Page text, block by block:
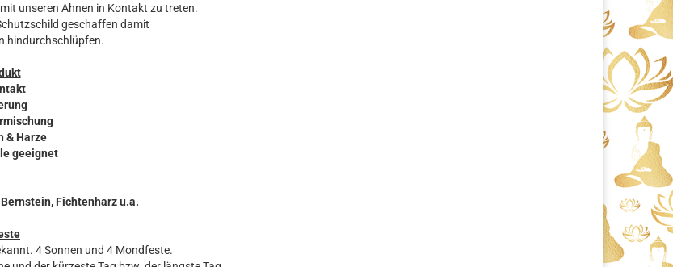
unseren Ahnen in Kontakt zu treten.
geschaffen damit
hindurchschlüpfen.
& Harze
geeignet
Fichtenharz u.a.
4 Sonnen und 4 Mondfeste.